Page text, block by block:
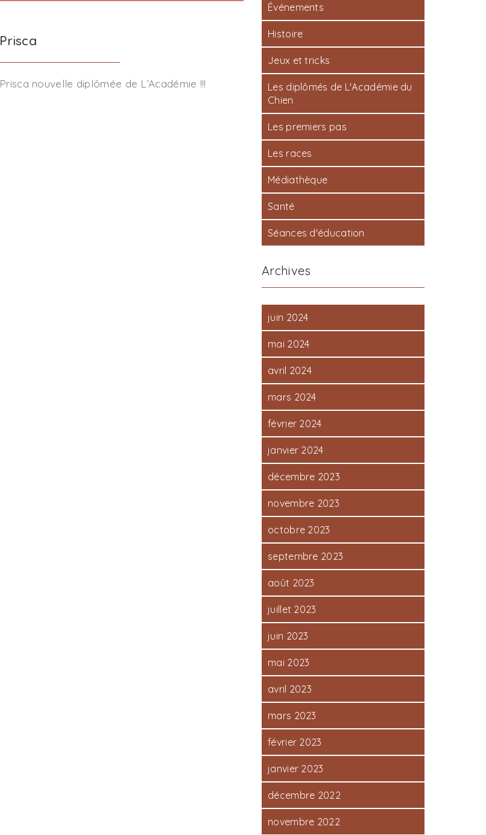
Prisca
Prisca nouvelle diplômée de L’Académie !!!
Événements
Histoire
Jeux et tricks
Les diplômés de L'Académie du
Chien
Les premiers pas
Les races
Médiathèque
Santé
Séances d'éducation
Archives
juin 2024
mai 2024
avril 2024
mars 2024
février 2024
janvier 2024
décembre 2023
novembre 2023
octobre 2023
septembre 2023
août 2023
juillet 2023
juin 2023
mai 2023
avril 2023
mars 2023
février 2023
janvier 2023
décembre 2022
novembre 2022